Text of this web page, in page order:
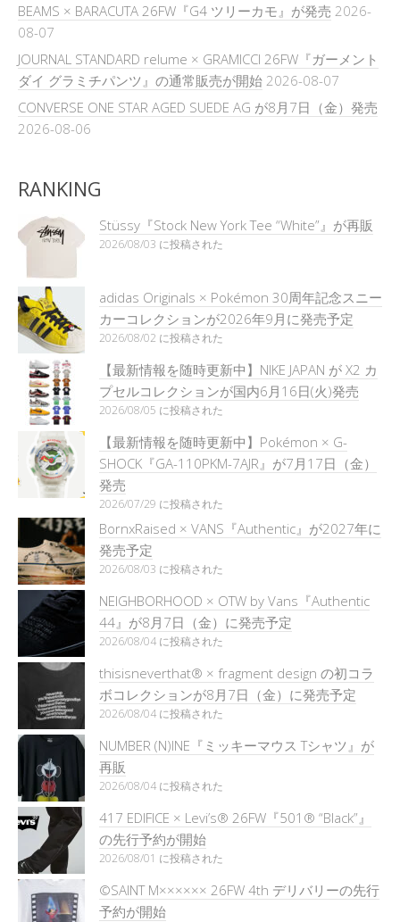
BEAMS × BARACUTA 26FW『G4 ツリーカモ』が発売 2026-
08-07
JOURNAL STANDARD relume × GRAMICCI 26FW『ガーメント
ダイ グラミチパンツ』の通常販売が開始 2026-08-07
CONVERSE ONE STAR AGED SUEDE AG が8月7日（金）発売
2026-08-06
RANKING
Stüssy『Stock New York Tee “White”』が再販
2026/08/03 に投稿された
adidas Originals × Pokémon 30周年記念スニー
カーコレクションが2026年9月に発売予定
2026/08/02 に投稿された
【最新情報を随時更新中】NIKE JAPAN が X2 カ
プセルコレクションが国内6月16日(火)発売
2026/08/05 に投稿された
【最新情報を随時更新中】Pokémon × G-
SHOCK『GA-110PKM-7AJR』が7月17日（金）
発売
2026/07/29 に投稿された
BornxRaised × VANS『Authentic』が2027年に
発売予定
2026/08/03 に投稿された
NEIGHBORHOOD × OTW by Vans『Authentic
44』が8月7日（金）に発売予定
2026/08/04 に投稿された
thisisneverthat® × fragment design の初コラ
ボコレクションが8月7日（金）に発売予定
2026/08/04 に投稿された
NUMBER (N)INE『ミッキーマウス Tシャツ』が
再販
2026/08/04 に投稿された
417 EDIFICE × Levi’s® 26FW『501®︎ “Black”』
の先行予約が開始
2026/08/01 に投稿された
©SAINT M×××××× 26FW 4th デリバリーの先行
予約が開始